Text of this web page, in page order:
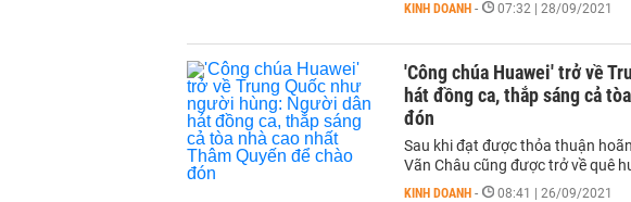
KINH DOANH - 07:32 | 28/09/2021
'Công chúa Huawei' trở về
hát đồng ca, thắp sáng cả
đón
Sau khi đạt được thỏa thuận
Vãn Châu cũng được trở về quê
KINH DOANH - 08:41 | 26/09/2021